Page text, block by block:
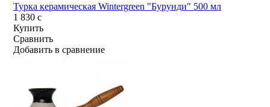
Турка керамическая Wintergreen "Бурунди" 500 мл
1 830c
Купить
Сравнить
Добавить в сравнение